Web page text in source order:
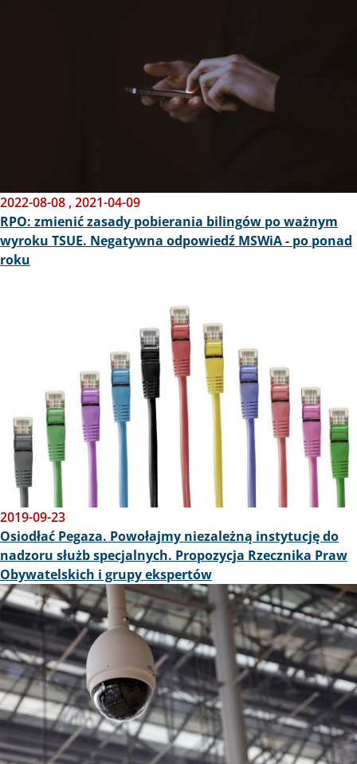
2022-08-08 ,2021-04-09
RPO: zmienić zasady pobierania bilingów po ważnym
wyroku TSUE. Negatywna odpowiedź MSWiA - po ponad
roku
2019-09-23
Osiodłać Pegaza. Powołajmy niezależną instytucję do
nadzoru służb specjalnych. Propozycja Rzecznika Praw
Obywatelskich i grupy ekspertów
Obraz